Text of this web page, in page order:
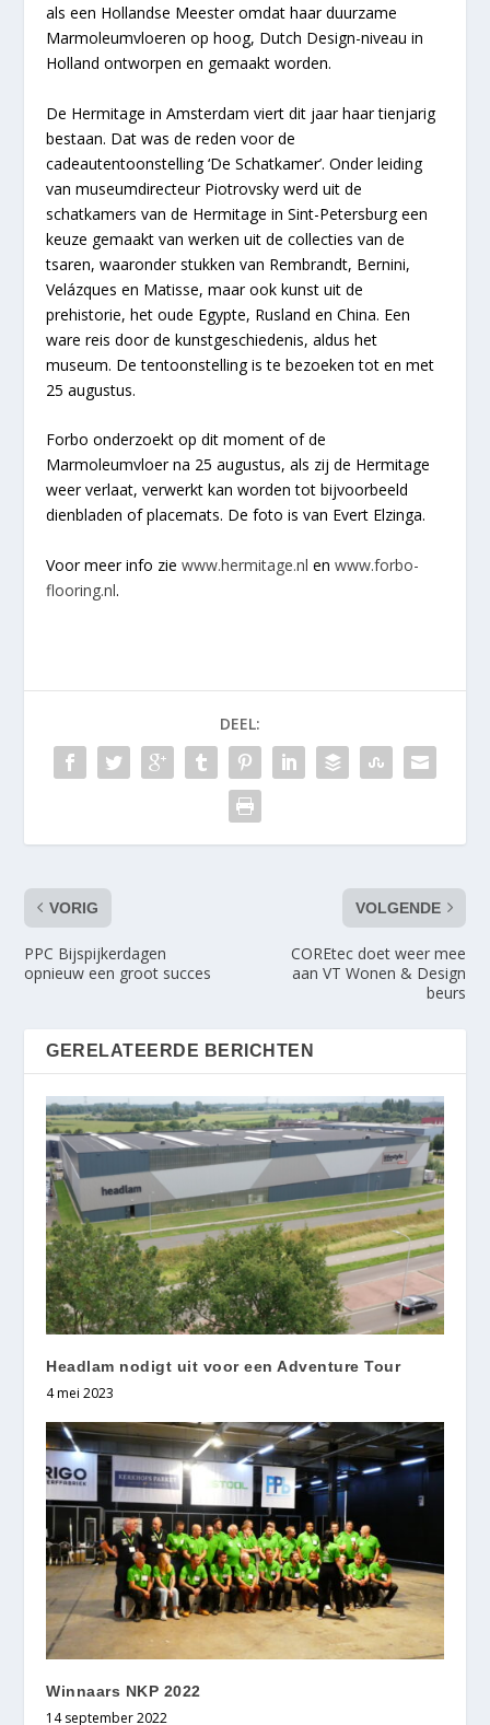
als een Hollandse Meester omdat haar duurzame
Marmoleumvloeren op hoog, Dutch Design-niveau in
Holland ontworpen en gemaakt worden.
De Hermitage in Amsterdam viert dit jaar haar tienjarig
bestaan. Dat was de reden voor de
cadeautentoonstelling ‘De Schatkamer’. Onder leiding
van museumdirecteur Piotrovsky werd uit de
schatkamers van de Hermitage in Sint-Petersburg een
keuze gemaakt van werken uit de collecties van de
tsaren, waaronder stukken van Rembrandt, Bernini,
Velázques en Matisse, maar ook kunst uit de
prehistorie, het oude Egypte, Rusland en China. Een
ware reis door de kunstgeschiedenis, aldus het
museum. De tentoonstelling is te bezoeken tot en met
25 augustus.
Forbo onderzoekt op dit moment of de
Marmoleumvloer na 25 augustus, als zij de Hermitage
weer verlaat, verwerkt kan worden tot bijvoorbeeld
dienbladen of placemats. De foto is van Evert Elzinga.
Voor meer info ziewww.hermitage.nl enwww.forbo-
flooring.nl.
DEEL:
VORIG
PPC Bijspijkerdagen
opnieuw een groot succes
VOLGENDE
COREtec doet weer mee
aan VT Wonen & Design
beurs
GERELATEERDE BERICHTEN
Headlam nodigt uit voor een Adventure Tour
4 mei 2023
Winnaars NKP 2022
14 september 2022